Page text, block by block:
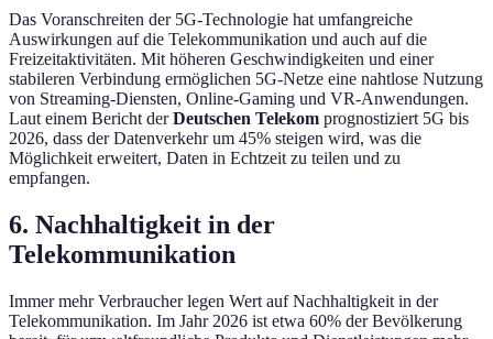
Das Voranschreiten der 5G-Technologie hat umfangreiche
Auswirkungen auf die Telekommunikation und auch auf die
Freizeitaktivitäten. Mit höheren Geschwindigkeiten und einer
stabileren Verbindung ermöglichen 5G-Netze eine nahtlose Nutzung
von Streaming-Diensten, Online-Gaming und VR-Anwendungen.
Laut einem Bericht derDeutschen Telekom prognostiziert 5G bis
2026, dass der Datenverkehr um 45% steigen wird, was die
Möglichkeit erweitert, Daten in Echtzeit zu teilen und zu
empfangen.
6. Nachhaltigkeit in der
Telekommunikation
Immer mehr Verbraucher legen Wert auf Nachhaltigkeit in der
Telekommunikation. Im Jahr 2026 ist etwa 60% der Bevölkerung